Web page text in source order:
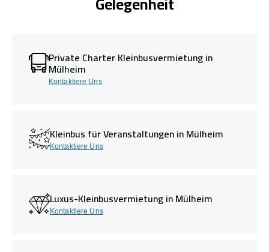
Private Charter Kleinbusvermietung in
Mülheim
Kontaktiere Uns
Kleinbus für Veranstaltungen in Mülheim
Kontaktiere Uns
Luxus-Kleinbusvermietung in Mülheim
Kontaktiere Uns